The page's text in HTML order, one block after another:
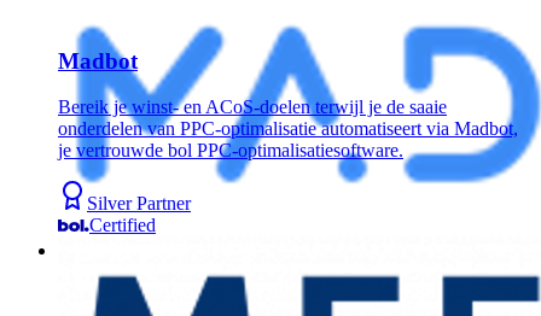
Madbot
Bereik je winst- en ACoS-doelen terwijl je de saaie
onderdelen van PPC-optimalisatie automatiseert via Madbot,
je vertrouwde bol PPC-optimalisatiesoftware.
Silver Partner
Certified